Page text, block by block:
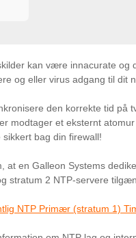
kan være innacurate
og eller virus adgang til dit
den korrekte tid
modtager et eksternt
bag din firewall!
at en Galleon Systems
stratum 2 NTP-servere
NTP Primær (stratum 1)